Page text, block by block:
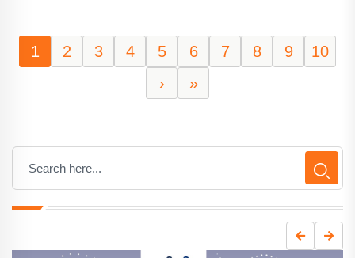
1 2 3 4 5 6 7 8 9
10
›
»